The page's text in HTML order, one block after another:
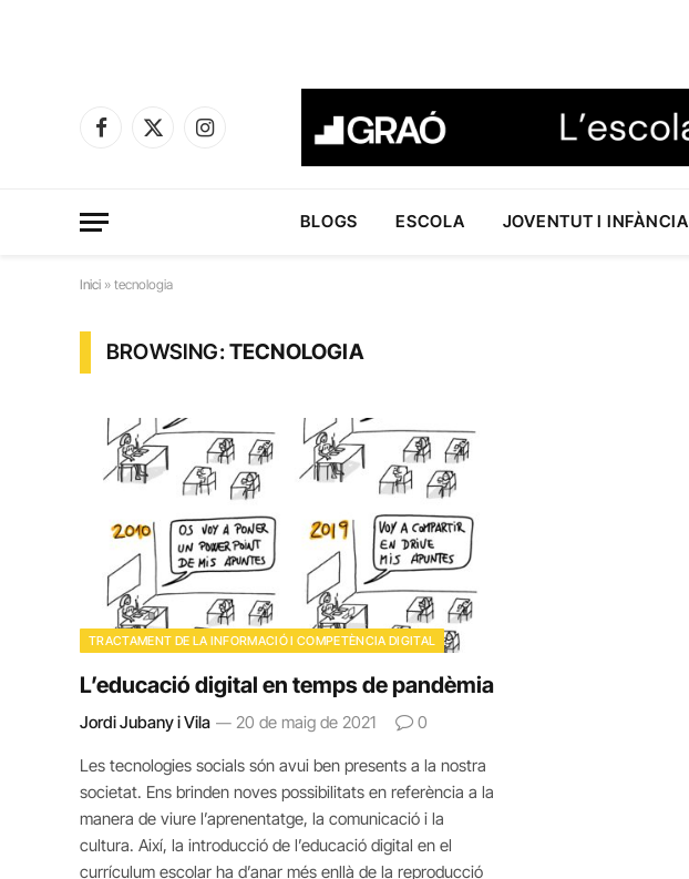
Facebook
X
Instagram
BLOGS ESCOLA JOVENTUT I INFÀNCIA
Inici » tecnologia
BROWSING:TECNOLOGIA
TRACTAMENT DE LA INFORMACIÓ I COMPETÈNCIA DIGITAL
L’educació digital en temps de pandèmia
Jordi Jubany i Vila 20 de maig de 2021 0
Les tecnologies socials són avui ben presents a la nostra
societat. Ens brinden noves possibilitats en referència a la
manera de viure l’aprenentatge, la comunicació i la
cultura. Així, la introducció de l’educació digital en el
currículum escolar ha d’anar més enllà de la reproducció